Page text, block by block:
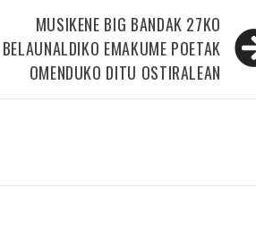
MUSIKENE BIG BANDAK 27KO
BELAUNALDIKO EMAKUME POETAK
OMENDUKO DITU OSTIRALEAN